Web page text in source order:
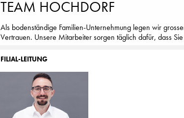
TEAM HOCHDORF
Als bodenständige Familien-Unternehmung legen wir
Vertrauen. Unsere Mitarbeiter sorgen täglich dafür, dass
FILIAL-LEITUNG